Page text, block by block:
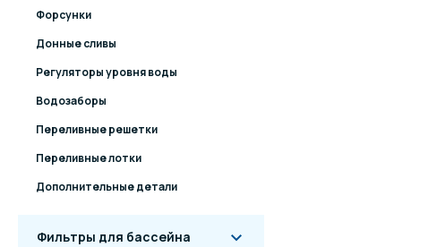
Форсунки
Донные сливы
Регуляторы уровня воды
Водозаборы
Переливные решетки
Переливные лотки
Дополнительные детали
Фильтры для бассейна